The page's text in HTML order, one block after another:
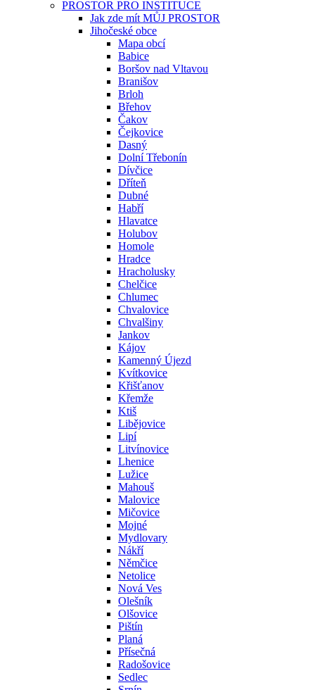
PROSTOR PRO INSTITUCE
Jak zde mít MŮJ PROSTOR
Jihočeské obce
Mapa obcí
Babice
Boršov nad Vltavou
Branišov
Brloh
Břehov
Čakov
Čejkovice
Dasný
Dolní Třebonín
Dívčice
Dříteň
Dubné
Habří
Hlavatce
Holubov
Homole
Hradce
Hracholusky
Chelčice
Chlumec
Chvalovice
Chvalšiny
Jankov
Kájov
Kamenný Újezd
Kvítkovice
Křišťanov
Křemže
Ktiš
Libějovice
Lipí
Litvínovice
Lhenice
Lužice
Mahouš
Malovice
Mičovice
Mojné
Mydlovary
Nákří
Němčice
Netolice
Nová Ves
Olešník
Olšovice
Pištín
Planá
Přísečná
Radošovice
Sedlec